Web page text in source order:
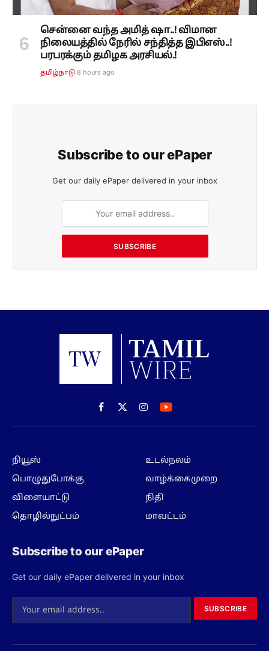
சென்னை வந்த அமித் ஷா..! விமான
நிலையத்தில் நேரில் சந்தித்த இபிஎஸ்..!
பரபரக்கும் தமிழக அரசியல்.!
தமிழ்நாடு 8 hours ago
Subscribe to our ePaper
Get our daily ePaper delivered in your inbox
SUBSCRIBE
Facebook
X
(Twitter)
Instagram
நியூஸ்
பொழுதுபோக்கு
விளையாட்டு
தொழில்நுட்பம்
உடல்நலம்
வாழ்க்கைமுறை
நிதி
மாவட்டம்
Subscribe to our ePaper
Get our daily ePaper delivered in your inbox
SUBSCRIBE